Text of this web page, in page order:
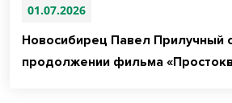
01.07.2026
Новосибирец Павел Прилучный
продолжении фильма